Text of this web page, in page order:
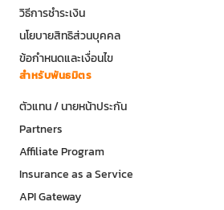
วิธีการชำระเงิน
นโยบายสิทธิส่วนบุคคล
ข้อกำหนดและเงื่อนไข
สำหรับพันธมิตร
ตัวแทน / นายหน้าประกัน
Partners
Affiliate Program
Insurance as a Service
API Gateway